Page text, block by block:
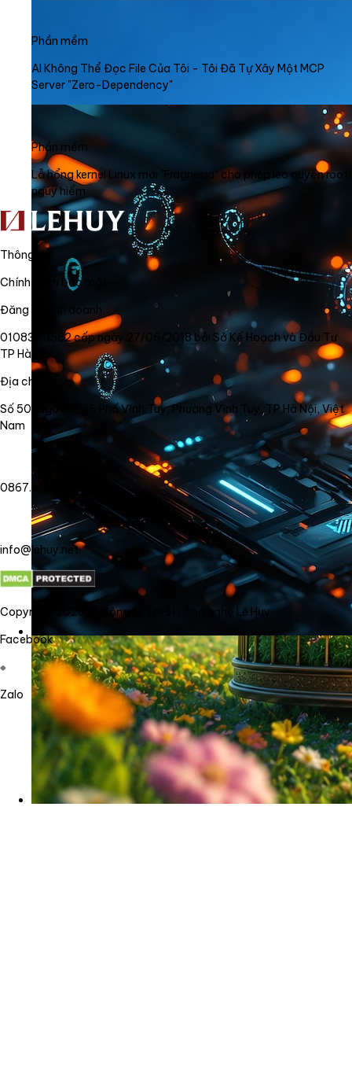
Phần mềm
AI Không Thể Đọc File Của Tôi - Tôi Đã Tự Xây Một MCP
Server "Zero-Dependency"
Phần mềm
Lỗ hổng kernel Linux mới "Fragnesia" cho phép leo quyền root
nguy hiểm
Thông tin
Chính sách bảo mật
Đăng ký kinh doanh
0108340562 cấp ngày 27/06/2018 bởi Sở Kế Hoạch và Đầu Tư
TP Hà Nội
Địa chỉ
Số 50, Ngõ 34/56 Phố Vĩnh Tuy, Phường Vĩnh Tuy, TP Hà Nội, Việt
Nam
0867.800.878
info@lehuy.net
Copyright 2026 @ Công ty TNHH công nghệ Lê Huy
Facebook
Zalo